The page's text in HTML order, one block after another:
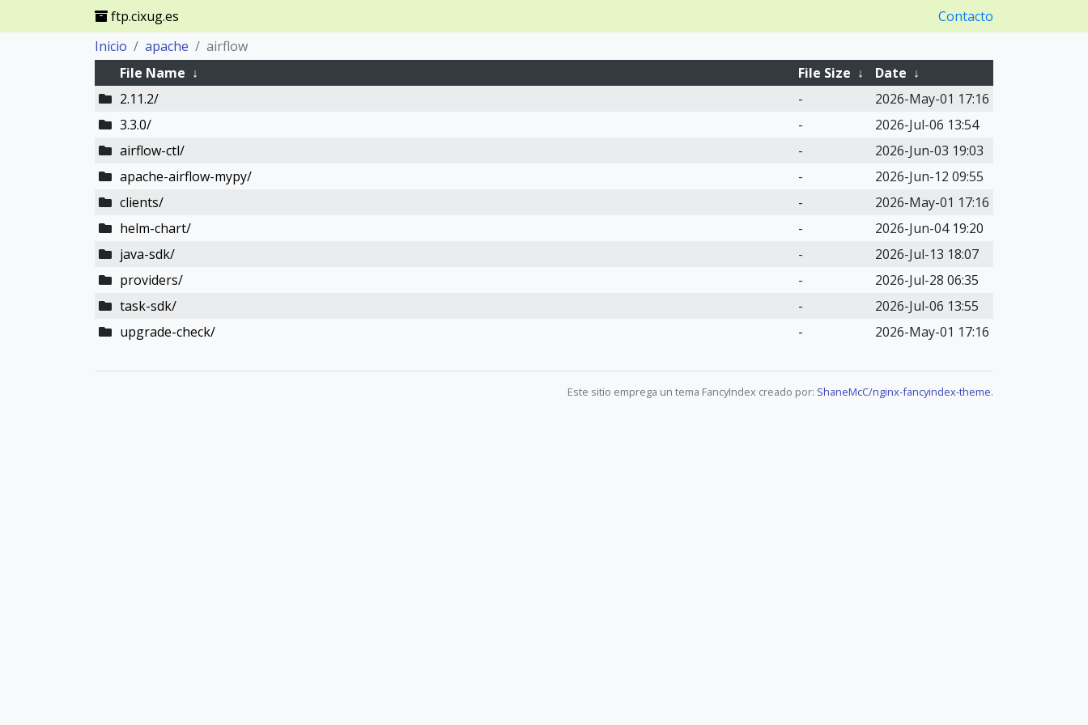
ftp.cixug.es
Contacto
Inicio
apache
airflow
File Name ↓ File Size ↓ Date ↓
2.11.2/
-
2026-May-01 17:16
3.3.0/
-
2026-Jul-06 13:54
airflow-ctl/
-
2026-Jun-03 19:03
apache-airflow-mypy/
-
2026-Jun-12 09:55
clients/
-
2026-May-01 17:16
helm-chart/
-
2026-Jun-04 19:20
java-sdk/
-
2026-Jul-13 18:07
providers/
-
2026-Jul-28 06:35
task-sdk/
-
2026-Jul-06 13:55
upgrade-check/
- 2026-May-01 17:16
Este sitio emprega un tema FancyIndex creado por: ShaneMcC/nginx-fancyindex-theme.